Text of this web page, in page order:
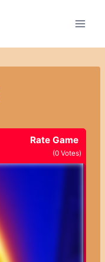
Rate Game
(0 Votes)